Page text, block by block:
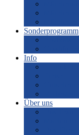
Sonderprogramm
Info
Über uns